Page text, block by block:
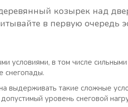
козырек над
в первую очередь
условиями, в том числе
снегопады.
выдерживать такие сложные
уровень снеговой